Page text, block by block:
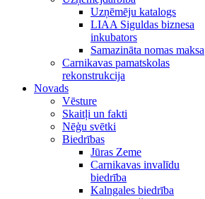
Uzņēmēju katalogs
LIAA Siguldas biznesa
inkubators
Samazināta nomas maksa
Carnikavas pamatskolas
rekonstrukcija
Novads
Vēsture
Skaitļi un fakti
Nēģu svētki
Biedrības
Jūras Zeme
Carnikavas invalīdu
biedrība
Kalngales biedrība